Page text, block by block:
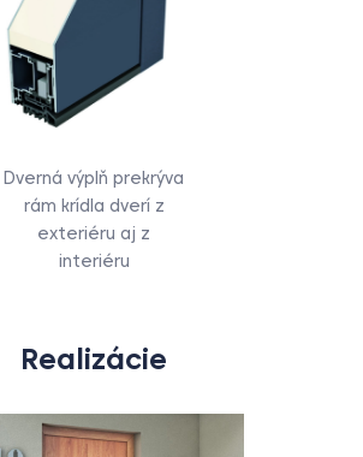
Dverná výplň prekrýva
rám krídla dverí z
exteriéru aj z
interiéru
Realizácie